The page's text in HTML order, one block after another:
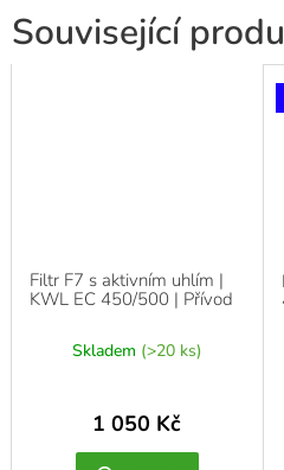
Související
Filtr F7 s aktivním uhlím |
KWL EC 450/500 | Přívod
Skladem (>20 ks)
1 050 Kč